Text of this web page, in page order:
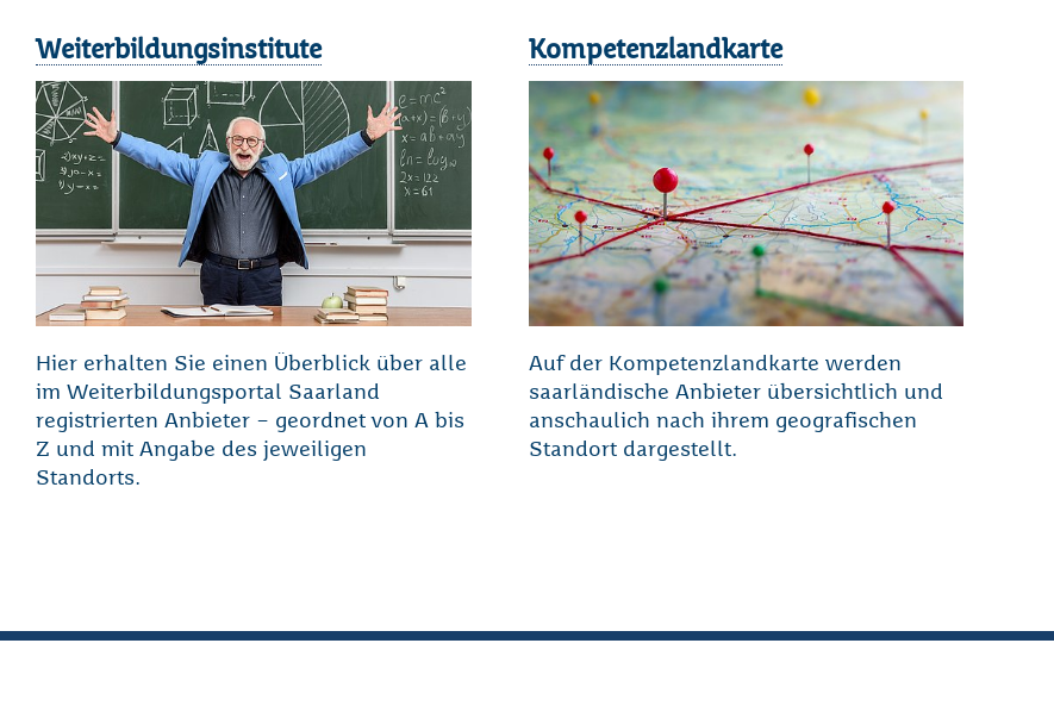
Weiterbildungsinstitute
Hier erhalten Sie einen Überblick über alle
im Weiterbildungsportal Saarland
registrierten Anbieter – geordnet von A bis
Z und mit Angabe des jeweiligen
Standorts.
Kompetenzlandkarte
Auf der Kompetenzlandkarte werden
saarländische Anbieter übersichtlich und
anschaulich nach ihrem geografischen
Standort dargestellt.
Loading...